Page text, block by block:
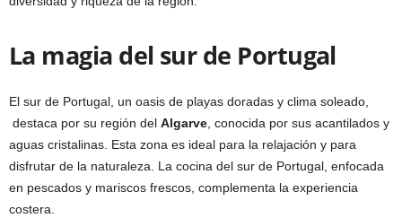
La magia del sur de Portugal
El sur de Portugal, un oasis de playas doradas y clima soleado,
destaca por su región del Algarve, conocida por sus acantilados y
aguas cristalinas. Esta zona es ideal para la relajación y para
disfrutar de la naturaleza. La cocina del sur de Portugal, enfocada
en pescados y mariscos frescos, complementa la experiencia
costera.